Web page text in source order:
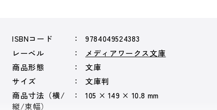
ISBNコード
9784049524383
レーベル
メディアワークス文庫
商品形態
文庫
サイズ
文庫判
商品寸法（横/
縦/束幅）
105 × 149 × 10.8 mm